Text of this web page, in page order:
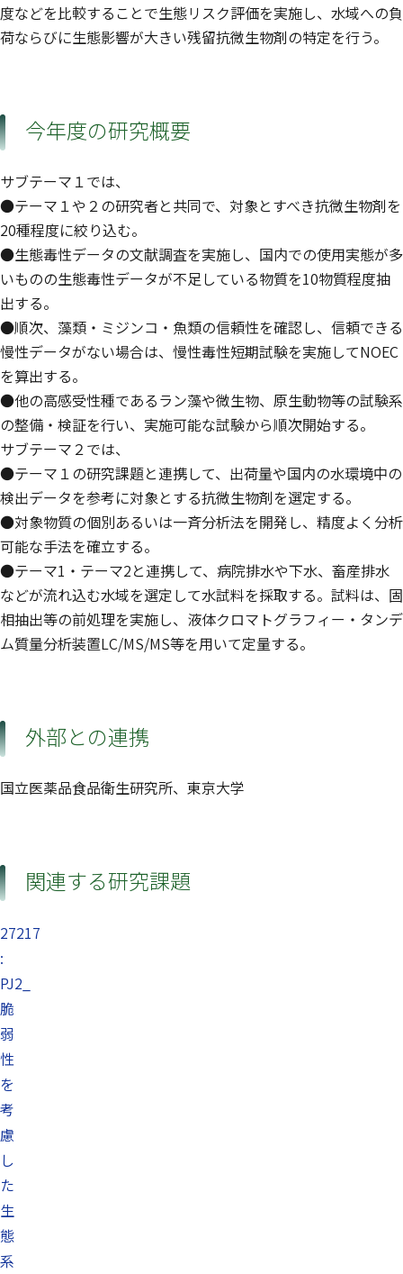
度などを比較することで生態リスク評価を実施し、水域への負
荷ならびに生態影響が大きい残留抗微生物剤の特定を行う。
今年度の研究概要
サブテーマ１では、
●テーマ１や２の研究者と共同で、対象とすべき抗微生物剤を
20種程度に絞り込む。
●生態毒性データの文献調査を実施し、国内での使用実態が多
いものの生態毒性データが不足している物質を10物質程度抽
出する。
●順次、藻類・ミジンコ・魚類の信頼性を確認し、信頼できる
慢性データがない場合は、慢性毒性短期試験を実施してNOEC
を算出する。
●他の高感受性種であるラン藻や微生物、原生動物等の試験系
の整備・検証を行い、実施可能な試験から順次開始する。
サブテーマ２では、
●テーマ１の研究課題と連携して、出荷量や国内の水環境中の
検出データを参考に対象とする抗微生物剤を選定する。
●対象物質の個別あるいは一斉分析法を開発し、精度よく分析
可能な手法を確立する。
●テーマ1・テーマ2と連携して、病院排水や下水、畜産排水
などが流れ込む水域を選定して水試料を採取する。試料は、固
相抽出等の前処理を実施し、液体クロマトグラフィー・タンデ
ム質量分析装置LC/MS/MS等を用いて定量する。
外部との連携
国立医薬品食品衛生研究所、東京大学
関連する研究課題
27217
:
PJ2_
脆
弱
性
を
考
慮
し
た
生
態
系